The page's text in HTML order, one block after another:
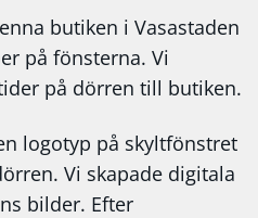
butiken i Vasastaden
på fönsterna. Vi
på dörren till butiken.
logotyp på skyltfönstret
Vi skapade digitala
bilder. Efter